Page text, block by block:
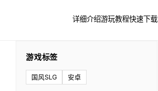
详细介绍游玩教程快速下载
游戏标签
国风SLG 安卓